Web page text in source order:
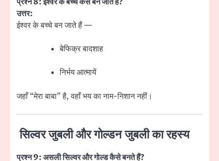
उत्तर:
ईश्वर के बच्चे बन जाते हैं —
बेफिक्र बादशाह
निर्भय आत्मायें
जहाँ “मेरा बाबा” है, वहाँ भय का नाम-निशान नहीं।
सिल्वर जुबली और गोल्डन जुबली का रहस्य
प्रश्न 9: असली सिल्वर और गोल्ड कैसे बनते हैं?